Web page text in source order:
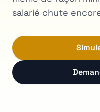
salarié chute